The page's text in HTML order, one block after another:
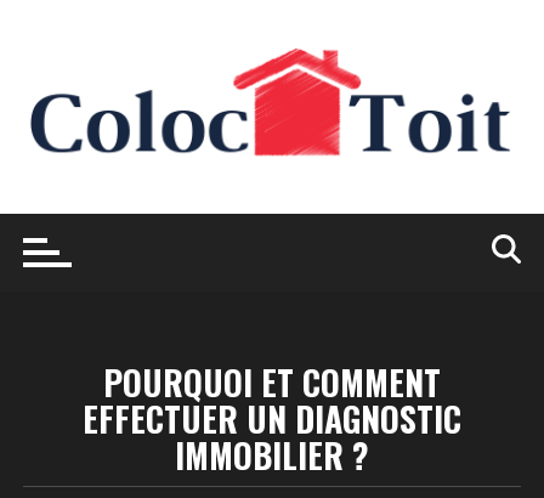
POURQUOI ET COMMENT
EFFECTUER UN DIAGNOSTIC
IMMOBILIER ?